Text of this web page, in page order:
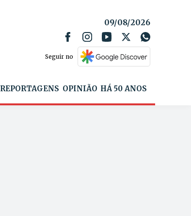
09/08/2026
Seguir no
REPORTAGENS OPINIÃO HÁ 50 ANOS